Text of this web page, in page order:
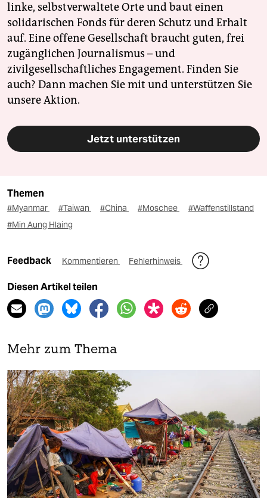
linke, selbstverwaltete Orte und baut einen
solidarischen Fonds für deren Schutz und Erhalt
auf. Eine offene Gesellschaft braucht guten, frei
zugänglichen Journalismus – und
zivilgesellschaftliches Engagement. Finden Sie
auch? Dann machen Sie mit und unterstützen Sie
unsere Aktion.
Jetzt unterstützen
Themen
#Myanmar #Taiwan #China #Moschee
#Waffenstillstand
#Min Aung Hlaing
Feedback Kommentieren Fehlerhinweis
Diesen Artikel teilen
Mehr zum Thema